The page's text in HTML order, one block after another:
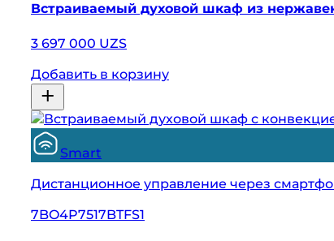
Встраиваемый духовой шкаф из
3 697 000 UZS
Добавить в корзину
Smart
Дистанционное управление через
7BO4P7517BTFS1